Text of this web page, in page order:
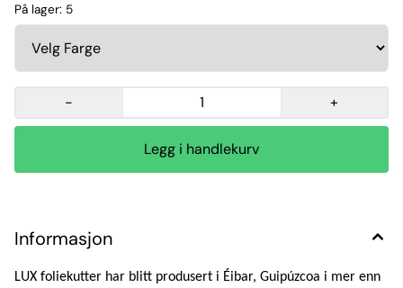
På lager: 5
- +
Informasjon
LUX foliekutter har blitt produsert i Éibar, Guipúzcoa i mer enn